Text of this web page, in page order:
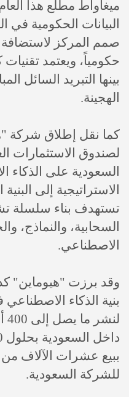
ميغاواط مطلع هذا
البيانات الحكومية
حكومياً، ويعتمد
بينها التبريد السائل
الهجينة.
كما نقل إطلاق شركة
لصندوق الاستثمارات
السعودية على
الاستراتيجية إلى
تستهدف بناء سلسلة
السحابية، والنماذج،
الاصطناعي.
وقد برزت "هيوماين"
بنية الذكاء
ببيع عشرات الآلاف من
للشركة السعودية.